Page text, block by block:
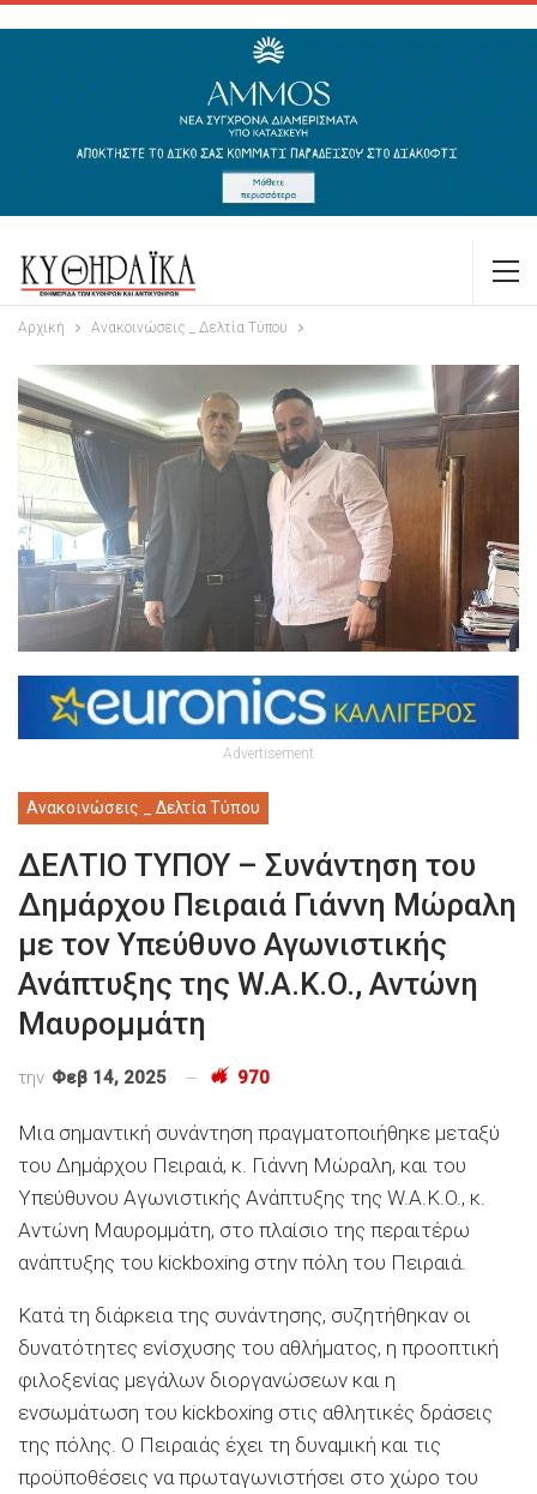
Αρχική Ανακοινώσεις _ Δελτία Τύπου
Advertisement
Ανακοινώσεις _ Δελτία Τύπου
ΔΕΛΤΙΟ ΤΥΠΟΥ – Συνάντηση του
Δημάρχου Πειραιά Γιάννη Μώραλη
με τον Υπεύθυνο Αγωνιστικής
Ανάπτυξης της W.A.K.O., Αντώνη
Μαυρομμάτη
την Φεβ 14, 2025 970
Μια σημαντική συνάντηση πραγματοποιήθηκε μεταξύ
του Δημάρχου Πειραιά, κ. Γιάννη Μώραλη, και του
Υπεύθυνου Αγωνιστικής Ανάπτυξης της W.A.K.O., κ.
Αντώνη Μαυρομμάτη, στο πλαίσιο της περαιτέρω
ανάπτυξης του kickboxing στην πόλη του Πειραιά.
Κατά τη διάρκεια της συνάντησης, συζητήθηκαν οι
δυνατότητες ενίσχυσης του αθλήματος, η προοπτική
φιλοξενίας μεγάλων διοργανώσεων και η
ενσωμάτωση του kickboxing στις αθλητικές δράσεις
της πόλης. Ο Πειραιάς έχει τη δυναμική και τις
προϋποθέσεις να πρωταγωνιστήσει στο χώρο του